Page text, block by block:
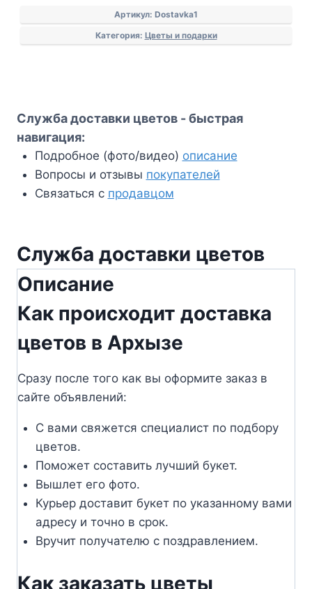
Артикул: Dostavka1
Категория: Цветы и подарки
Служба доставки цветов - быстрая
навигация:
Подробное (фото/видео) описание
Вопросы и отзывы покупателей
Связаться с продавцом
Служба доставки цветов
Описание
Как происходит доставка
цветов в Архызе
Сразу после того как вы оформите заказ в
сайте объявлений:
С вами свяжется специалист по подбору
цветов.
Поможет составить лучший букет.
Вышлет его фото.
Курьер доставит букет по указанному вами
адресу и точно в срок.
Вручит получателю с поздравлением.
Как заказать цветы